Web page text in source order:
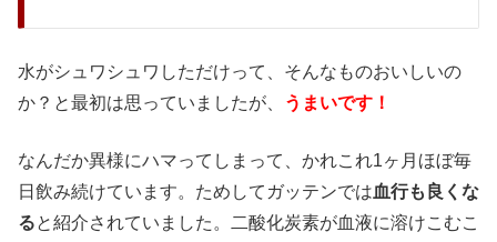
水がシュワシュワしただけって、そんなものおいしいの
か？と最初は思っていましたが、
うまいです！
なんだか異様にハマってしまって、かれこれ1ヶ月ほぼ毎
日飲み続けています。ためしてガッテンでは血行も良くな
ると紹介されていました。二酸化炭素が血液に溶けこむこ